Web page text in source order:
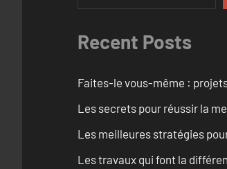
Recent Posts
Faites-le vous-même :
Les secrets pour réussir la
Les meilleures stratégies
Les travaux qui font la